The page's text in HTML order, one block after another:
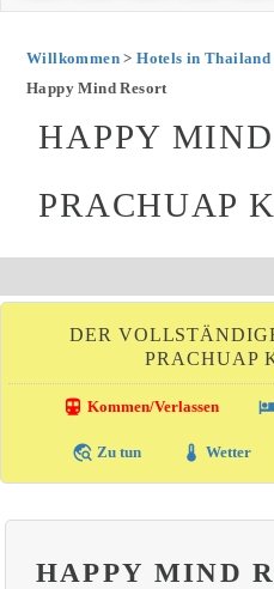
Willkommen>Hotels in Thailand
Happy Mind Resort
HAPPY
PRACHUAP
DER
PRACHUAP
directions_transit Kommen/Verlassen
travel_explore Zu tun thermostat Wetter
HAPPY MIND